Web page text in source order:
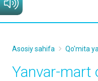
Asosiy sahifa Qo'mita
Yanvar-mart